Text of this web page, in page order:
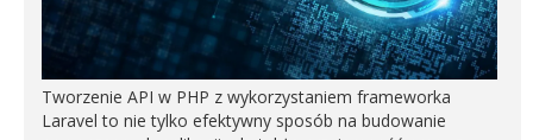
Tworzenie API w PHP z wykorzystaniem frameworka
Laravel to nie tylko efektywny sposób na budowanie